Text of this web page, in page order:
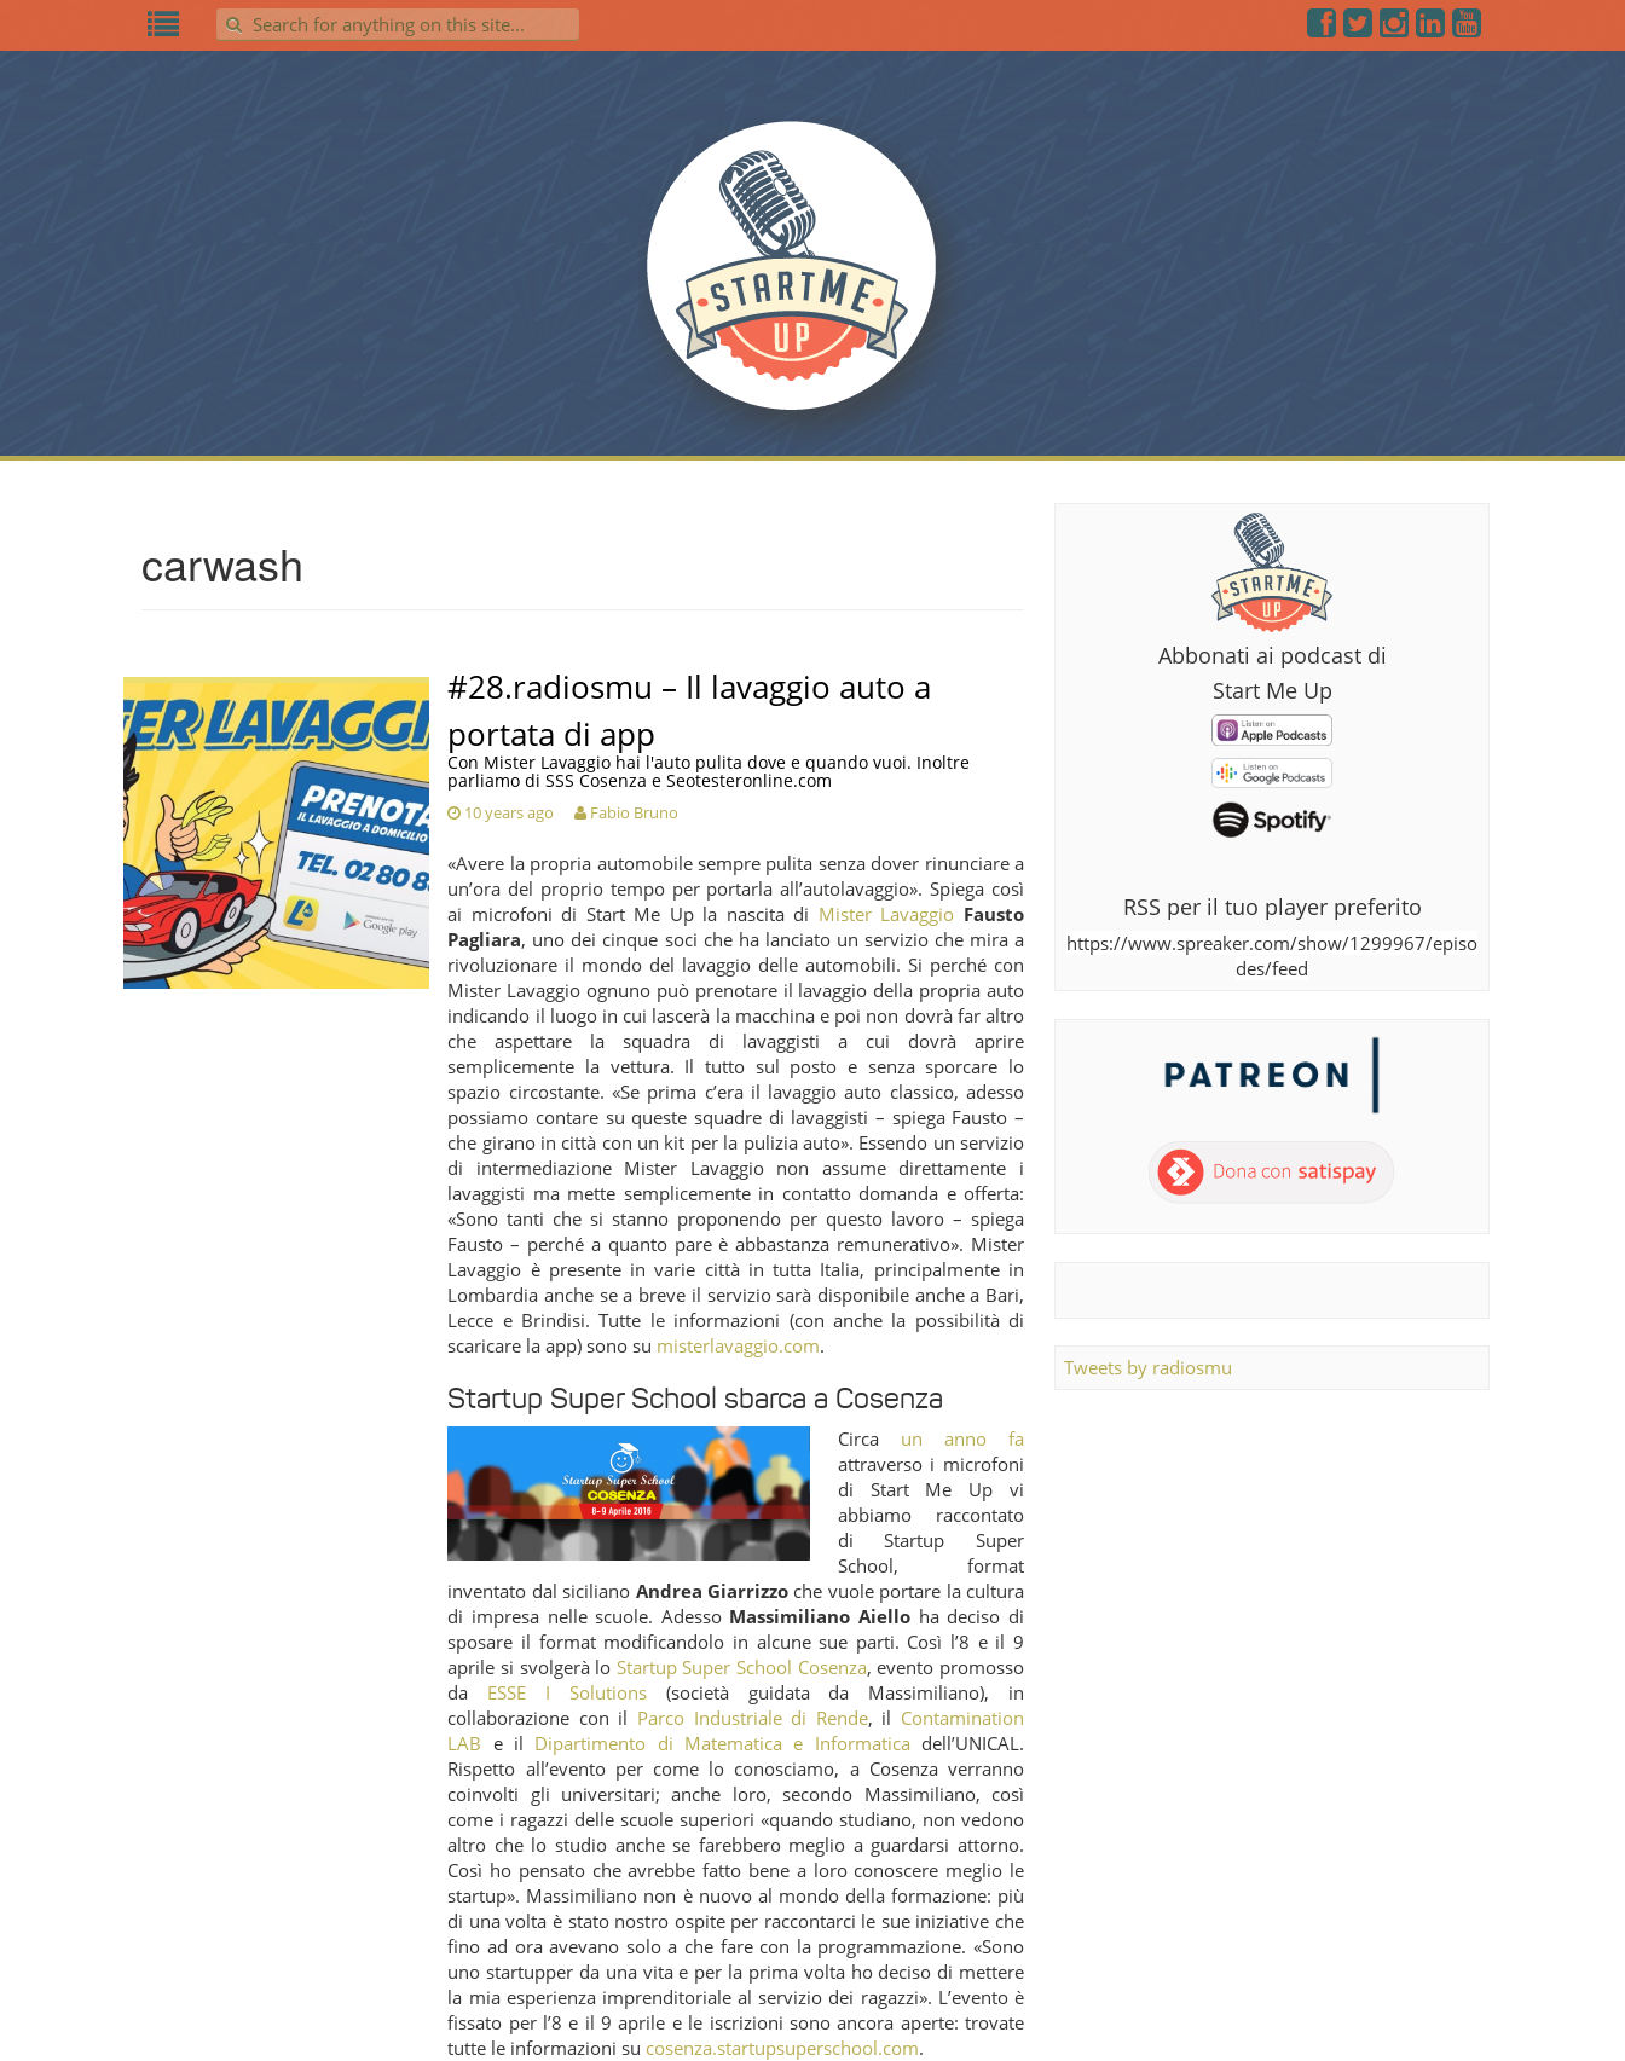
Search for:
carwash
#28.radiosmu – Il lavaggio auto a
portata di app
Con Mister Lavaggio hai l'auto pulita dove e quando vuoi. Inoltre
parliamo di SSS Cosenza e Seotesteronline.com
10 years ago Fabio Bruno
«Avere la propria automobile sempre pulita senza dover rinunciare a
un’ora del proprio tempo per portarla all’autolavaggio». Spiega così
ai microfoni di Start Me Up la nascita di Mister Lavaggio Fausto
Pagliara, uno dei cinque soci che ha lanciato un servizio che mira a
rivoluzionare il mondo del lavaggio delle automobili. Si perché con
Mister Lavaggio ognuno può prenotare il lavaggio della propria auto
indicando il luogo in cui lascerà la macchina e poi non dovrà far altro
che aspettare la squadra di lavaggisti a cui dovrà aprire
semplicemente la vettura. Il tutto sul posto e senza sporcare lo
spazio circostante. «Se prima c’era il lavaggio auto classico, adesso
possiamo contare su queste squadre di lavaggisti – spiega Fausto –
che girano in città con un kit per la pulizia auto». Essendo un servizio
di intermediazione Mister Lavaggio non assume direttamente i
lavaggisti ma mette semplicemente in contatto domanda e offerta:
«Sono tanti che si stanno proponendo per questo lavoro – spiega
Fausto – perché a quanto pare è abbastanza remunerativo». Mister
Lavaggio è presente in varie città in tutta Italia, principalmente in
Lombardia anche se a breve il servizio sarà disponibile anche a Bari,
Lecce e Brindisi. Tutte le informazioni (con anche la possibilità di
scaricare la app) sono su misterlavaggio.com.
Startup Super School sbarca a Cosenza
Circa un anno fa
attraverso i microfoni
di Start Me Up vi
abbiamo raccontato
di Startup Super
School, format
inventato dal siciliano Andrea Giarrizzoche vuole portare la cultura
di impresa nelle scuole. Adesso Massimiliano Aiello ha deciso di
sposare il format modificandolo in alcune sue parti. Così l’8 e il 9
aprile si svolgerà lo Startup Super School Cosenza, evento promosso
da ESSE I Solutions(società guidata da Massimiliano), in
collaborazione con il Parco Industriale di Rende, il Contamination
LAB e il Dipartimento di Matematica e Informatica dell’UNICAL.
Rispetto all’evento per come lo conosciamo, a Cosenza verranno
coinvolti gli universitari; anche loro, secondo Massimiliano, così
come i ragazzi delle scuole superiori «quando studiano, non vedono
altro che lo studio anche se farebbero meglio a guardarsi attorno.
Così ho pensato che avrebbe fatto bene a loro conoscere meglio le
startup». Massimiliano non è nuovo al mondo della formazione: più
di una volta è stato nostro ospite per raccontarci le sue iniziative che
fino ad ora avevano solo a che fare con la programmazione. «Sono
uno startupper da una vita e per la prima volta ho deciso di mettere
la mia esperienza imprenditoriale al servizio dei ragazzi». L’evento è
fissato per l’8 e il 9 aprile e le iscrizioni sono ancora aperte: trovate
tutte le informazioni su cosenza.startupsuperschool.com.
Abbonati ai podcast di
Start Me Up
RSS per il tuo player preferito
https://www.spreaker.com/show/1299967/episo
des/feed
Tweets by radiosmu